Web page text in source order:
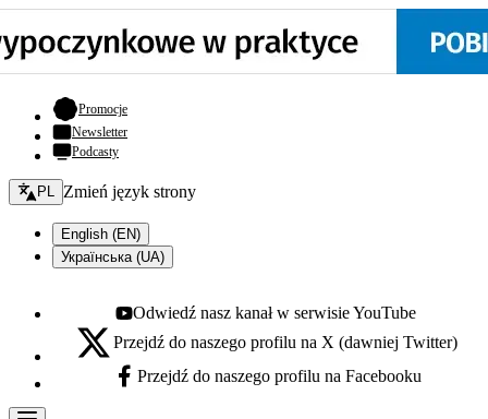
Promocje- otwiera się w nowej karcie
Newsletter
Podcasty
Zmień język - bieżący:
PL Zmień język strony
English (EN)
Українська (UA)
Youtube - otwiera się w nowej karcie
Odwiedź nasz kanał w serwisie YouTube
X - otwiera się w nowej karcie
Przejdź do naszego profilu na X (dawniej Twitter)
Facebook - otwiera się w nowej karcie
Przejdź do naszego profilu na Facebooku